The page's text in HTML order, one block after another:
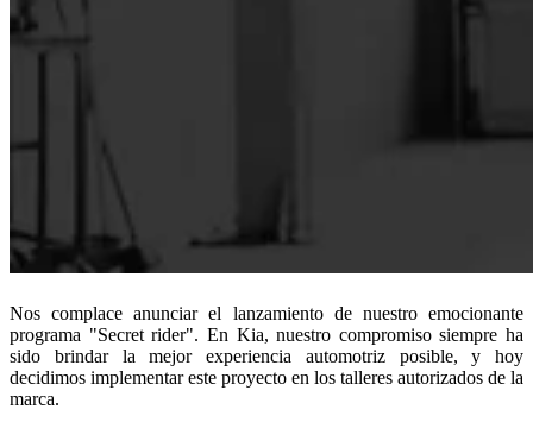
Nos complace anunciar el lanzamiento de nuestro emocionante
programa "Secret rider". En Kia, nuestro compromiso siempre ha
sido brindar la mejor experiencia automotriz posible, y hoy
decidimos implementar este proyecto en los talleres autorizados de la
marca.